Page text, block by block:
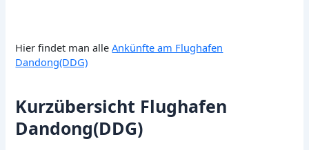
Hier findet man alleAnkünfte am Flughafen
Dandong(DDG)
Kurzübersicht Flughafen
Dandong(DDG)